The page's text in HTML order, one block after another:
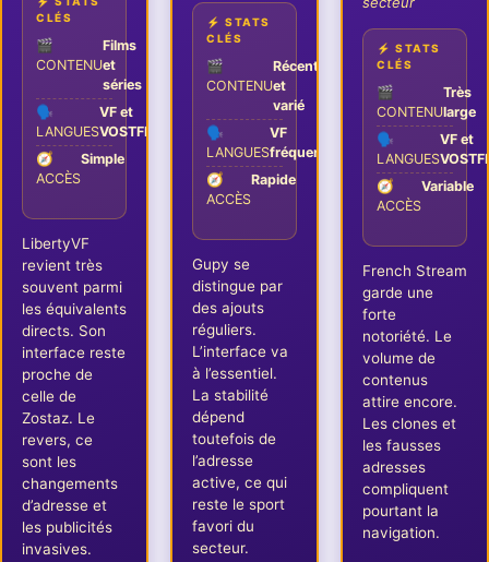
CLÉS
🎬
CONTENU
Films
et
séries
🗣️
LANGUES
VF et
VOSTFR
🧭
ACCÈS
Simple
LibertyVF
revient très
souvent parmi
les équivalents
directs. Son
interface reste
proche de
celle de
Zostaz. Le
revers, ce
sont les
changements
d’adresse et
les publicités
invasives.
⚡ STATS
CLÉS
🎬
CONTENU
Récent
et
varié
🗣️
LANGUES
VF
fréquente
🧭
ACCÈS
Rapide
Gupy se
distingue par
des ajouts
réguliers.
L’interface va
à l’essentiel.
La stabilité
dépend
toutefois de
l’adresse
active, ce qui
reste le sport
favori du
secteur.
⚡ STATS
CLÉS
🎬
CONTENU
Très
large
🗣️
LANGUES
VF et
🧭
ACCÈS
Variable
French Stream
garde une
forte
notoriété. Le
volume de
contenus
attire encore.
Les clones et
les fausses
adresses
compliquent
pourtant la
navigation.